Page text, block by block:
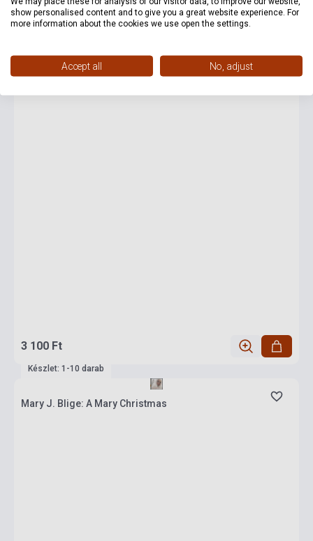
Készlet: 1-10 darab
3 100 Ft
Készlet: 1-10 darab
Mary J. Blige: A Mary Christmas
show personalised content and to give you a great website experience. For
more information about the cookies we use open the settings.
Accept all No, adjust